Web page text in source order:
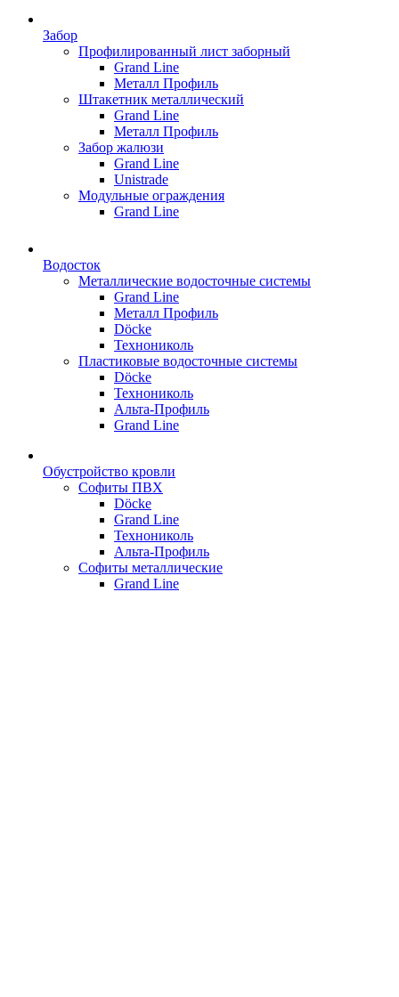
Забор
Профилированный лист заборный
Grand Line
Металл Профиль
Штакетник металлический
Grand Line
Металл Профиль
Забор жалюзи
Grand Line
Unistrade
Модульные ограждения
Grand Line
Водосток
Металлические водосточные системы
Grand Line
Металл Профиль
Döсkе
Технониколь
Пластиковые водосточные системы
Döcke
Технониколь
Альта-Профиль
Grand Line
Обустройство кровли
Софиты ПВХ
Döcke
Grand Line
Технониколь
Альта-Профиль
Софиты металлические
Grand Line